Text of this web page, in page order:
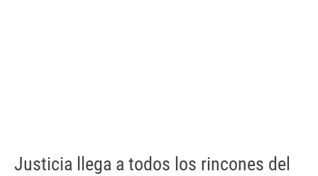
Justicia llega a todos los rincones del